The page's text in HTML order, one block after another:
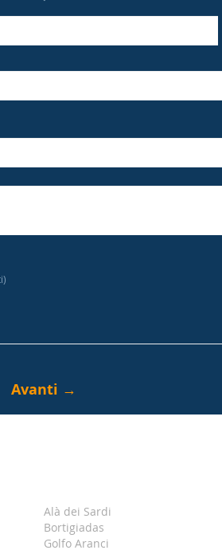
Alà dei Sardi
Bortigiadas
Golfo Aranci